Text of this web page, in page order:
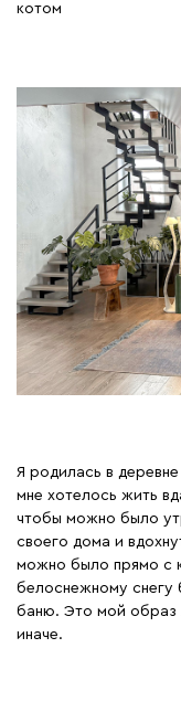
котом
Я родилась в
мне хотелось жить
чтобы можно было
своего дома и
можно было прямо с
белоснежному снегу
баню. Это мой образ
иначе.